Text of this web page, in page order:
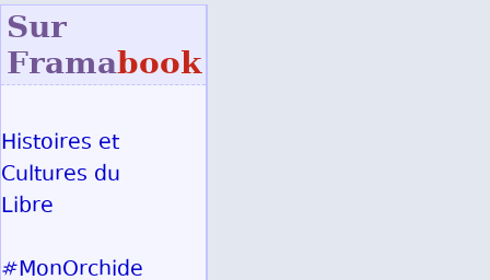
Sur
Framabook
Histoires et
Cultures du
Libre
#MonOrchide